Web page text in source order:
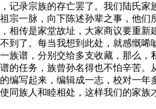
录宗族的存亡罢了。我们陆氏
宗一脉，向下陈述孙辈之事，他
相传是家堂故址，大家商议要重
到了。每当我想到此处，就感慨
族谱，分别交给多支收藏，那么
的任务，族曾孙名得也不怕辛苦
编写起来，编辑成一志，校对一
同族人和睦相处，这样我们的家